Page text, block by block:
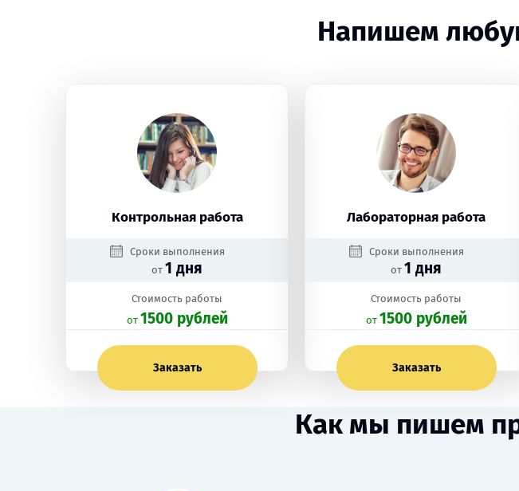
Напишем
Контрольная работа
Сроки выполнения
от 1 дня
Стоимость работы
oт 1500 рублей
Заказать
Лабораторная работа
Сроки выполнения
от 1 дня
Стоимость работы
oт 1500 рублей
Заказать
Как мы пишем